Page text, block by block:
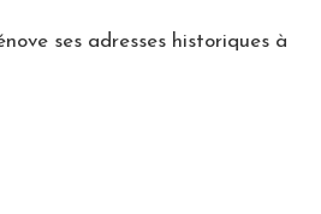
ses adresses historiques à